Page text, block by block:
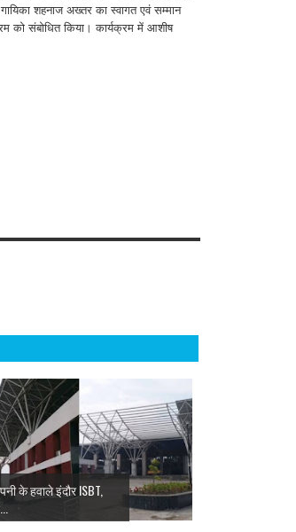
शहनाज अख्तर का स्वागत एवं सम्मान
को संबोधित किया। कार्यक्रम में आशीष
के हवाले इंदौर ISBT,